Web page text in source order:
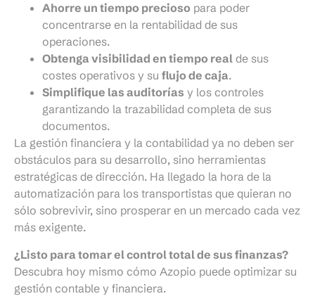
Ahorre un tiempo precioso para poder
concentrarse en la rentabilidad de sus
operaciones.
Obtenga visibilidad en tiempo real de sus
costes operativos y su flujo de caja.
Simplifique las auditorías y los controles
garantizando la trazabilidad completa de sus
documentos.
La gestión financiera y la contabilidad ya no deben ser
obstáculos para su desarrollo, sino herramientas
estratégicas de dirección. Ha llegado la hora de la
automatización para los transportistas que quieran no
sólo sobrevivir, sino prosperar en un mercado cada vez
más exigente.
¿Listo para tomar el control total de sus finanzas?
Descubra hoy mismo cómo Azopio puede optimizar su
gestión contable y financiera.